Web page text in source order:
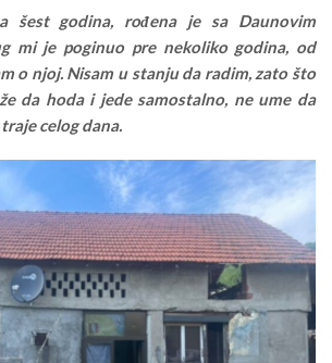
šest godina, rođena je sa Daunovim
mi je poginuo pre nekoliko godina, od
o njoj. Nisam u stanju da radim, zato što
da hoda i jede samostalno, ne ume da
celog dana.